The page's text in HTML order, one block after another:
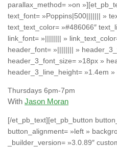
parallax_method= »on
text_font= »Poppins|500||||||| »
text_text_color= »#486066″
link_font= »|||||||| »
header_font= »|||||||| »
header_3_font_size= »18px »
header_3_line_height= »1.4em »
Thursdays 6pm-7pm
With Jason Moran
[/et_pb_text][et_pb_button
button_alignment= »left »
_builder_version= »3.0.89″